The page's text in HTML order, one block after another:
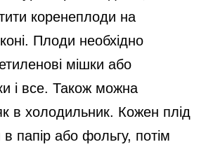
коренеплоди на
Плоди необхідно
мішки або
і все. Також можна
в холодильник. Кожен плід
в папір або фольгу, потім